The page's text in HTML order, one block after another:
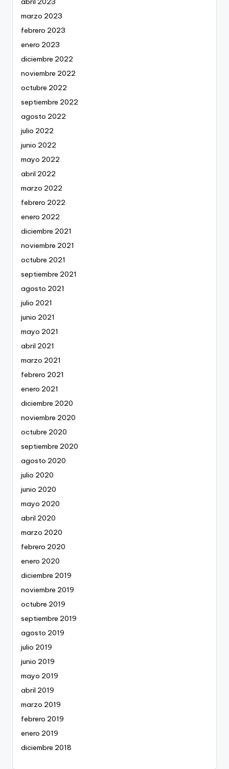
marzo 2023
febrero 2023
enero 2023
diciembre 2022
noviembre 2022
octubre 2022
septiembre 2022
agosto 2022
julio 2022
junio 2022
mayo 2022
abril 2022
marzo 2022
febrero 2022
enero 2022
diciembre 2021
noviembre 2021
octubre 2021
septiembre 2021
agosto 2021
julio 2021
junio 2021
mayo 2021
abril 2021
marzo 2021
febrero 2021
enero 2021
diciembre 2020
noviembre 2020
octubre 2020
septiembre 2020
agosto 2020
julio 2020
junio 2020
mayo 2020
abril 2020
marzo 2020
febrero 2020
enero 2020
diciembre 2019
noviembre 2019
octubre 2019
septiembre 2019
agosto 2019
julio 2019
junio 2019
mayo 2019
abril 2019
marzo 2019
febrero 2019
enero 2019
diciembre 2018